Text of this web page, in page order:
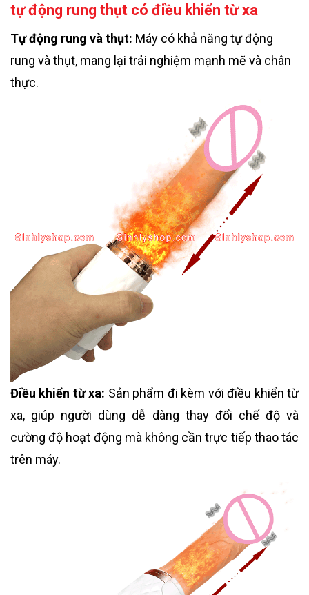
tự động rung thụt có điều khiển từ xa
Tự động rung và thụt: Máy có khả năng tự động
rung và thụt, mang lại trải nghiệm mạnh mẽ và chân
thực.
Điều khiển từ xa: Sản phẩm đi kèm với điều khiển từ
xa, giúp người dùng dễ dàng thay đổi chế độ và
cường độ hoạt động mà không cần trực tiếp thao tác
trên máy.